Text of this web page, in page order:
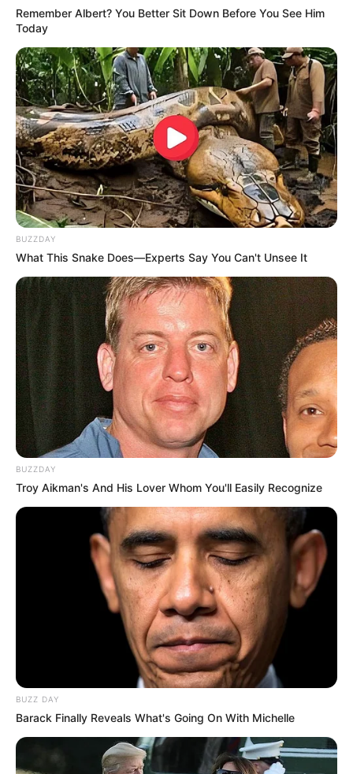
Remember Albert? You Better Sit Down Before You See Him
Today
BUZZDAY
What This Snake Does—Experts Say You Can't Unsee It
BUZZDAY
Troy Aikman's And His Lover Whom You'll Easily Recognize
BUZZ DAY
Barack Finally Reveals What's Going On With Michelle